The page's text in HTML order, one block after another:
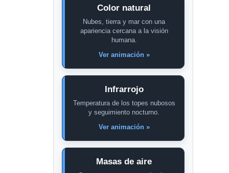
Color natural
Nubes, tierra y mar con una
apariencia cercana a la visión
humana.
Ver animación »
Infrarrojo
Temperatura de los topes nubosos
y seguimiento nocturno.
Ver animación »
Masas de aire